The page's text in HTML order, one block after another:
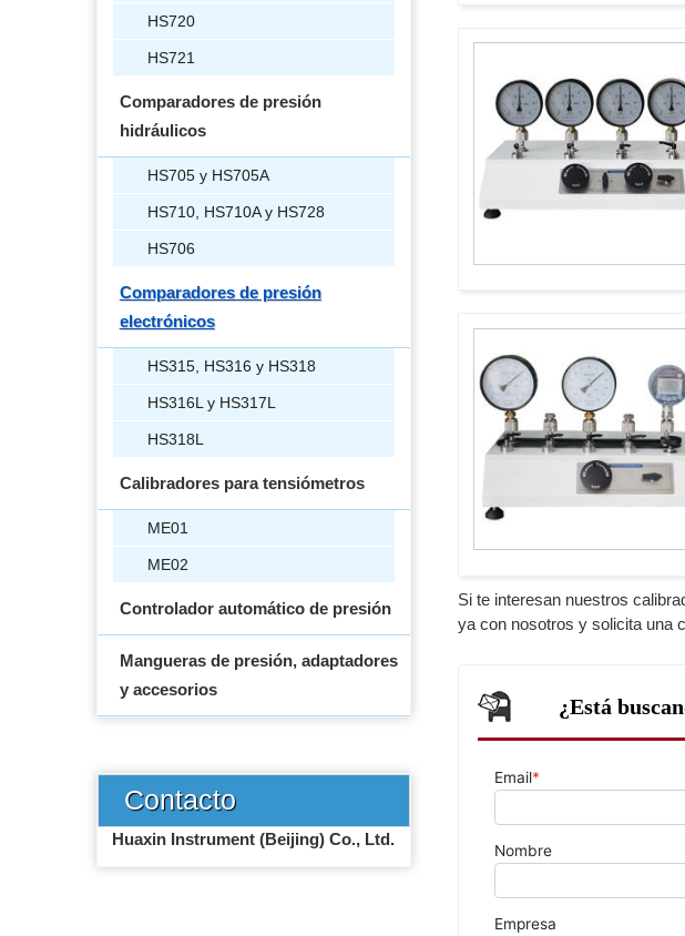
Si te interesan nuestros
ya con nosotros y solicita una
¿Está
HS720
HS721
Comparadores de presión
hidráulicos
HS705 y HS705A
HS710, HS710A y HS728
HS706
Comparadores de presión
electrónicos
HS315, HS316 y HS318
HS316L y HS317L
HS318L
Calibradores para tensiómetros
ME01
ME02
Controlador automático de presión
Mangueras de presión, adaptadores
y accesorios
Contacto
Huaxin Instrument (Beijing) Co., Ltd.